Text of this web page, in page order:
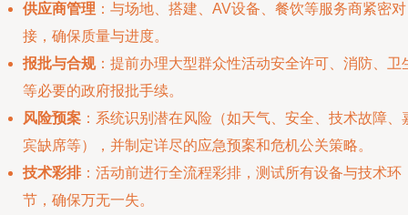
供应商管理 ：与场地、搭建、AV设备、餐饮等服务商紧密对
接，确保质量与进度。
报批与合规：提前办理大型群众性活动安全许可、消防、卫
等必要的政府报批手续。
风险预案 ：系统识别潜在风险（如天气、安全、技术故障、
宾缺席等），并制定详尽的应急预案和危机公关策略。
技术彩排：活动前进行全流程彩排，测试所有设备与技术环
节，确保万无一失。